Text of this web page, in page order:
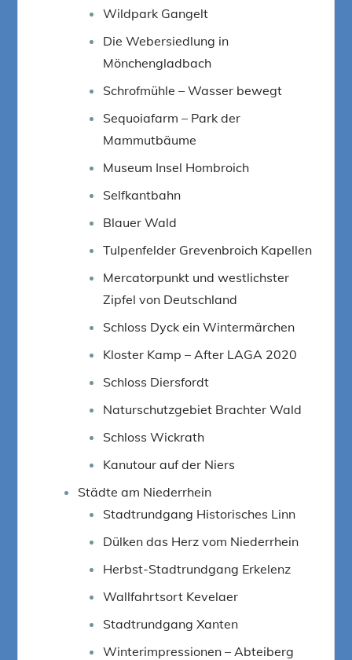
Wildpark Gangelt
Die Webersiedlung in
Mönchengladbach
Schrofmühle – Wasser bewegt
Sequoiafarm – Park der
Mammutbäume
Museum Insel Hombroich
Selfkantbahn
Blauer Wald
Tulpenfelder Grevenbroich Kapellen
Mercatorpunkt und westlichster
Zipfel von Deutschland
Schloss Dyck ein Wintermärchen
Kloster Kamp – After LAGA 2020
Schloss Diersfordt
Naturschutzgebiet Brachter Wald
Schloss Wickrath
Kanutour auf der Niers
Städte am Niederrhein
Stadtrundgang Historisches Linn
Dülken das Herz vom Niederrhein
Herbst-Stadtrundgang Erkelenz
Wallfahrtsort Kevelaer
Stadtrundgang Xanten
Winterimpressionen – Abteiberg